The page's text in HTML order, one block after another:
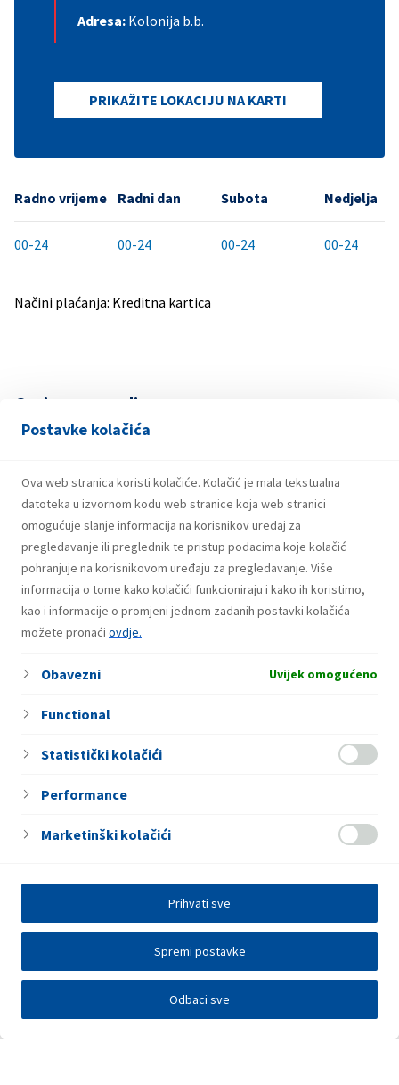
Postavke kolačića
Ova web stranica koristi kolačiće. Kolačić je mala tekstualna
datoteka u izvornom kodu web stranice koja web stranici
omogućuje slanje informacija na korisnikov uređaj za
pregledavanje ili preglednik te pristup podacima koje kolačić
pohranjuje na korisnikovom uređaju za pregledavanje. Više
informacija o tome kako kolačići funkcioniraju i kako ih koristimo,
kao i informacije o promjeni jednom zadanih postavki kolačića
možete pronaći ovdje.
Obavezni Uvijek omogućeno
Functional
Statistički kolačići
Performance
Marketinški kolačići
Odbaci sve
Spremi postavke
Prihvati sve
Adresa: Kolonija b.b.
PRIKAŽITE LOKACIJU NA KARTI
Radno vrijeme Radni dan Subota Nedjelja
00-24 00-24 00-24 00-24
Načini plaćanja: Kreditna kartica
Goriva u ponudi
PREMIUM BMB 95 BAS EN 228
Autoplin
Ostalo
Plin u bocama
Maziva
Roba široke potrošnje
Usluge